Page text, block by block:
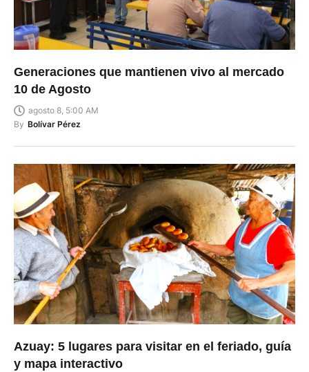
Generaciones que mantienen vivo al mercado
10 de Agosto
agosto 8, 5:00 AM
By Bolívar Pérez
Azuay: 5 lugares para visitar en el feriado, guía
y mapa interactivo